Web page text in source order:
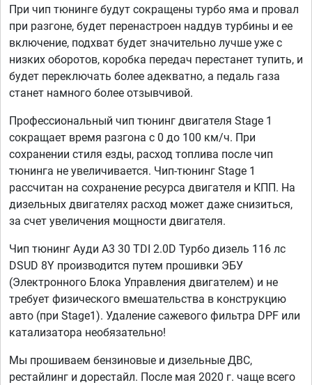
При чип тюнинге будут сокращены турбо яма и провал
при разгоне, будет перенастроен наддув турбины и ее
включение, подхват будет значительно лучше уже с
низких оборотов, коробка передач перестанет тупить, и
будет переключать более адекватно, а педаль газа
станет намного более отзывчивой.
Профессиональный чип тюнинг двигателя Stage 1
сокращает время разгона с 0 до 100 км/ч. При
сохранении стиля езды, расход топлива после чип
тюнинга не увеличивается. Чип-тюнинг Stage 1
рассчитан на сохранение ресурса двигателя и КПП. На
дизельных двигателях расход может даже снизиться,
за счет увеличения мощности двигателя.
Чип тюнинг Ауди А3 30 TDI 2.0D Турбо дизель 116 лс
DSUD 8Y производится путем прошивки ЭБУ
(Электронного Блока Управления двигателем) и не
требует физического вмешательства в конструкцию
авто (при Stage1). Удаление сажевого фильтра DPF или
катализатора необязательно!
Мы прошиваем бензиновые и дизельные ДВС,
рестайлинг и дорестайл. После мая 2020 г. чаще всего